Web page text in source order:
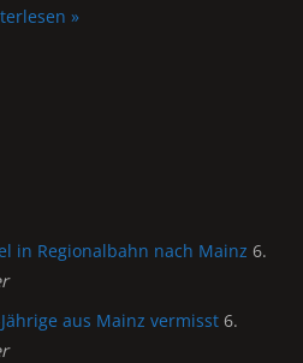
»
in Regionalbahn nach Mainz 6.
aus Mainz vermisst 6.